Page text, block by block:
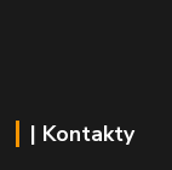
| Kontakty